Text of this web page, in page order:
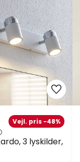
3 lyskilder,
Vejl. pris -48%